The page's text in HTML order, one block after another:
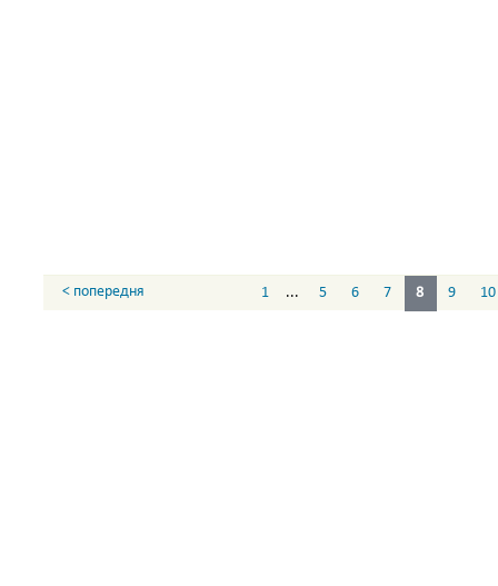
< попередня 1 ... 5 6 7 8 9 10